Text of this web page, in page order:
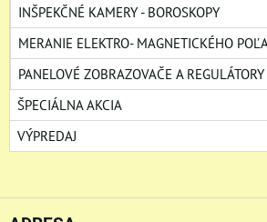
INŠPEKČNÉ KAMERY - BOROSKOPY
MERANIE ELEKTRO- MAGNETICKÉHO
PANELOVÉ ZOBRAZOVAČE A REGULÁTORY
ŠPECIÁLNA AKCIA
VÝPREDAJ